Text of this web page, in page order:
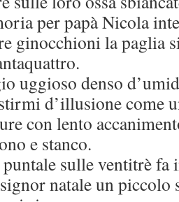
per papà Nicola
ginocchioni la paglia
uggioso denso
d’illusione come
con lento
e stanco.
sulle ventitrè fa
natale un piccolo